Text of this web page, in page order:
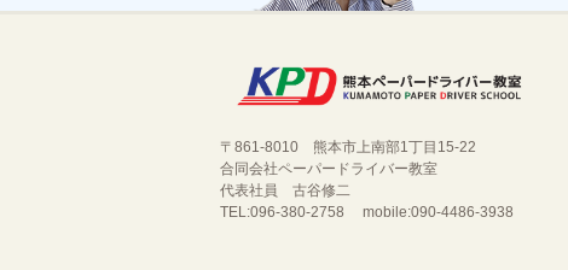
〒861-8010 熊本市上南部1丁目15-22
合同会社ペーパードライバー教室
代表社員 古谷修二
TEL:096-380-2758 mobile:090-4486-3938